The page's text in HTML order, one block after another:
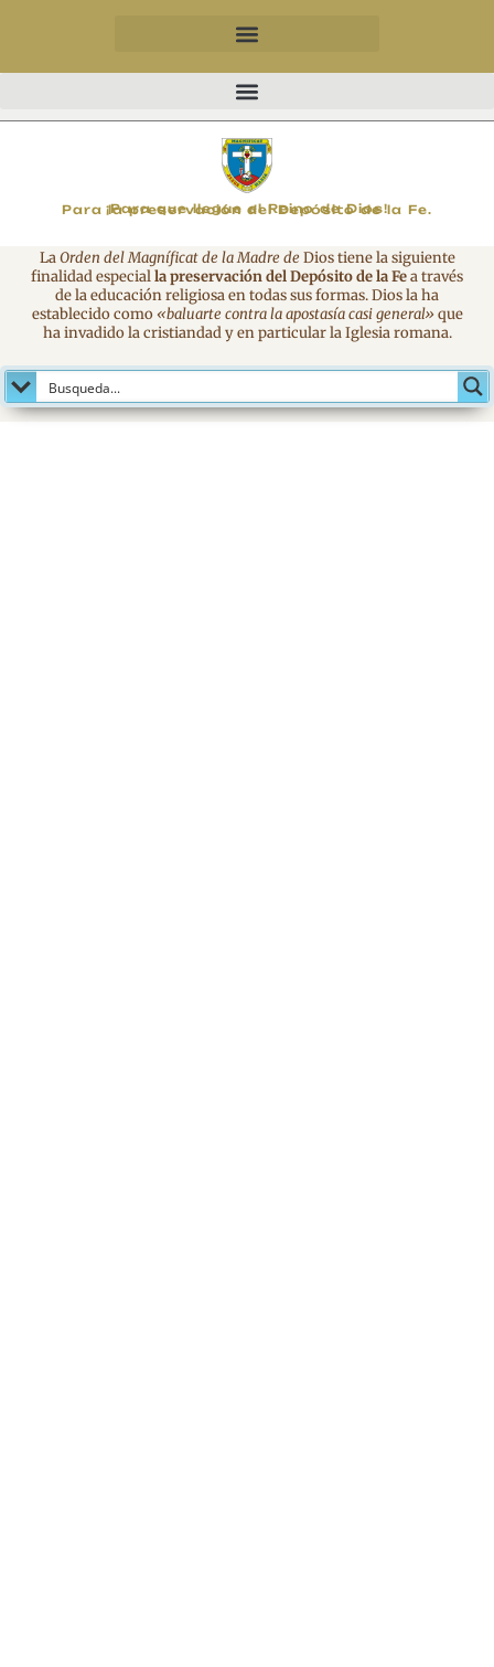
Para la preservación del Depósito de la Fe.
¡Para que llegue el Reino de Dios!
MAGNIFICAT
LaOrden del Magníficat de la Madre deDios tiene la siguiente
finalidad especialla preservación del Depósito de la Fea través
de la educación religiosa en todas sus formas. Dios la ha
establecido como«baluarte contra la apostasía casi general» que
ha invadido la cristiandad y en particular la Iglesia romana.